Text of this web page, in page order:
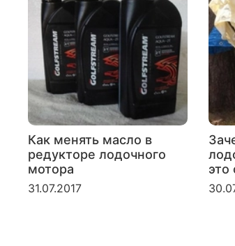
Как менять масло в
редукторе лодочного
мотора
31.07.2017
это